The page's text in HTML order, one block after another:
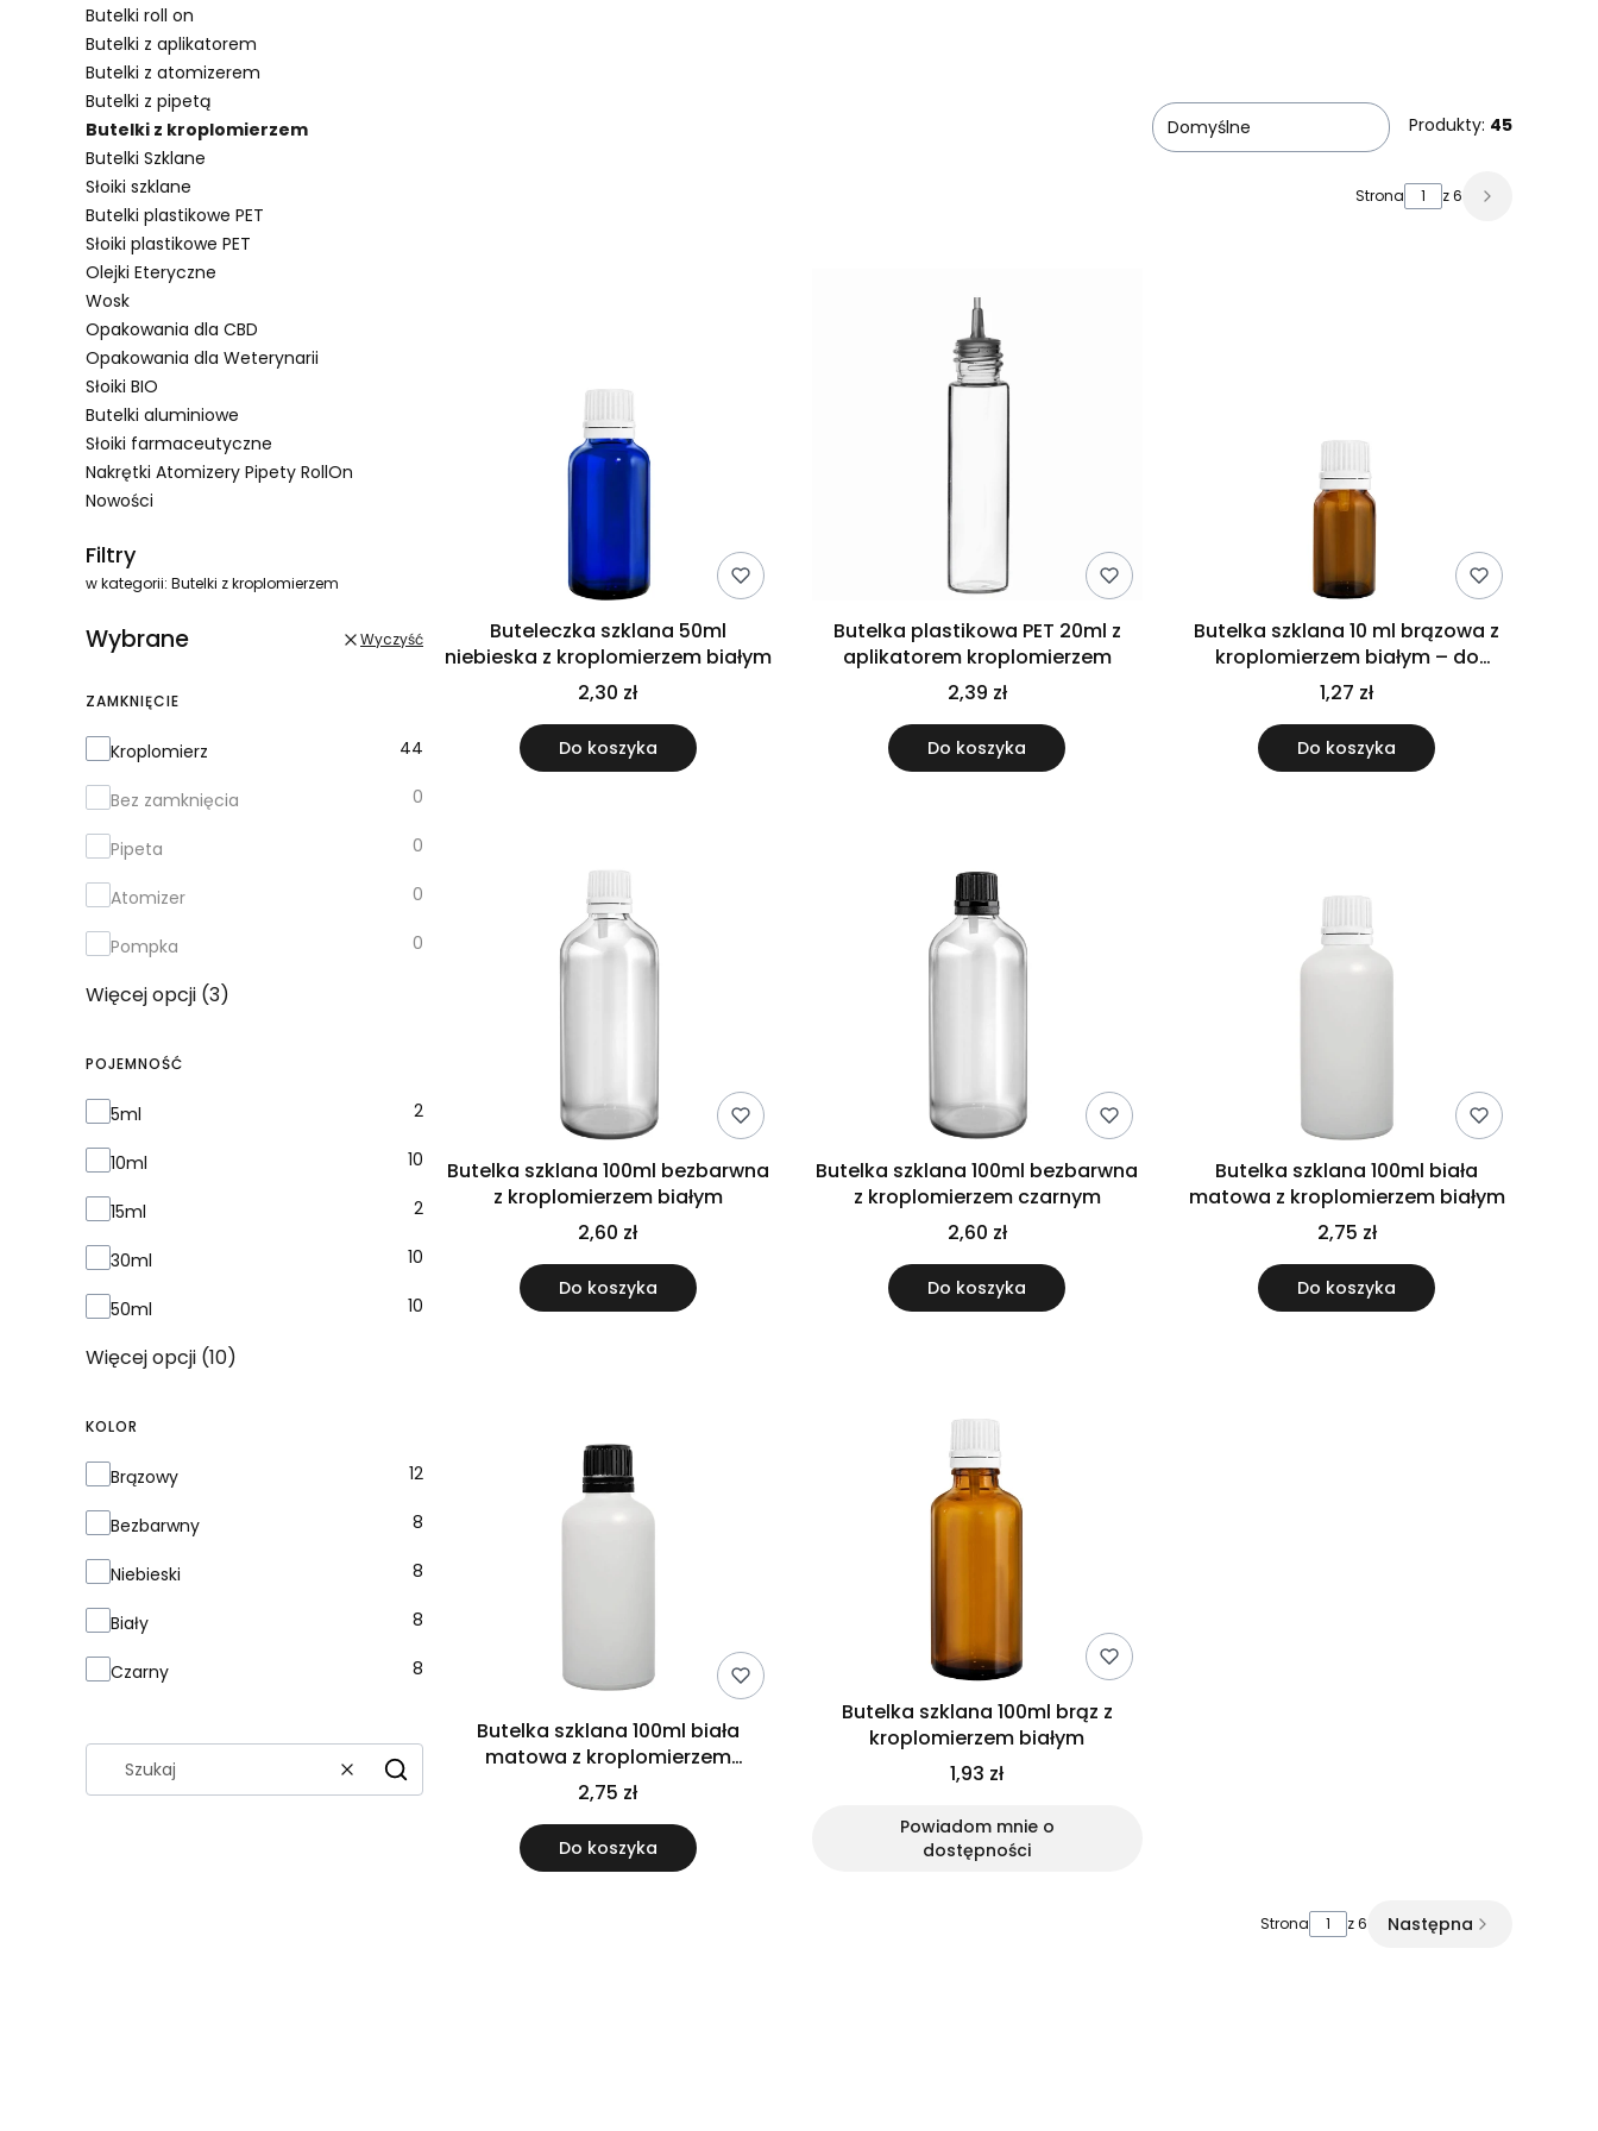
Butelki roll on
Butelki z aplikatorem
Butelki z atomizerem
Butelki z pipetą
Butelki z kroplomierzem
Butelki Szklane
Słoiki szklane
Butelki plastikowe PET
Słoiki plastikowe PET
Olejki Eteryczne
Wosk
Opakowania dla CBD
Opakowania dla Weterynarii
Słoiki BIO
Butelki aluminiowe
Słoiki farmaceutyczne
Nakrętki Atomizery Pipety RollOn
Nowości
Filtry
w kategorii: Butelki z kroplomierzem
Wybrane Wyczyść
ZAMKNIĘCIE
Zamknięcie
Kroplomierz 44
Bez zamknięcia 0
Pipeta 0
Atomizer 0
Pompka 0
Więcej opcji (3)
POJEMNOŚĆ
Pojemność
5ml 2
10ml 10
15ml 2
30ml 10
50ml 10
Więcej opcji (10)
KOLOR
Kolor
Brązowy 12
Bezbarwny 8
Niebieski 8
Biały 8
Czarny 8
WyczyśćSzukaj
Domyślne Produkty: 45
Strona z 6
Buteleczka szklana 50ml
niebieska z kroplomierzem białym
2,30 zł
Do koszyka
Butelka plastikowa PET 20ml z
aplikatorem kroplomierzem
2,39 zł
Do koszyka
Butelka szklana 10 ml brązowa z
kroplomierzem białym – do
olejków i serum
1,27 zł
Do koszyka
Butelka szklana 100ml bezbarwna
z kroplomierzem białym
2,60 zł
Do koszyka
Butelka szklana 100ml bezbarwna
z kroplomierzem czarnym
2,60 zł
Do koszyka
Butelka szklana 100ml biała
matowa z kroplomierzem białym
2,75 zł
Do koszyka
Butelka szklana 100ml biała
matowa z kroplomierzem
czarnym
2,75 zł
Do koszyka
Butelka szklana 100ml brąz z
kroplomierzem białym
1,93 zł
Powiadom mnie o
dostępności
Strona z 6 Następna